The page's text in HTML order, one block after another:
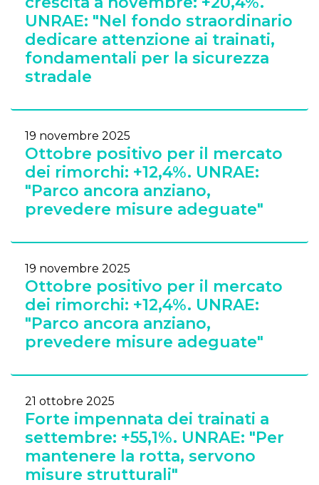
UNRAE: "Nel fondo straordinario
dedicare attenzione ai trainati,
fondamentali per la sicurezza
stradale
19 novembre 2025
Ottobre positivo per il mercato
dei rimorchi: +12,4%. UNRAE:
"Parco ancora anziano,
prevedere misure adeguate"
19 novembre 2025
Ottobre positivo per il mercato
dei rimorchi: +12,4%. UNRAE:
"Parco ancora anziano,
prevedere misure adeguate"
21 ottobre 2025
Forte impennata dei trainati a
settembre: +55,1%. UNRAE: "Per
mantenere la rotta, servono
misure strutturali"